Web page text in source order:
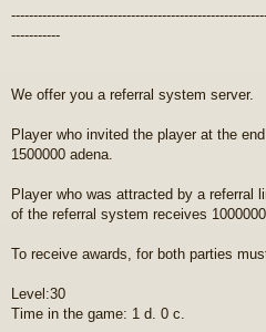
-----------
We offer you a referral system server.
Player who invited the player at the
1500000 adena.
Player who was attracted by a referral
of the referral system receives 1000000
To receive awards, for both parties
Level:30
Time in the game: 1 d. 0 с.